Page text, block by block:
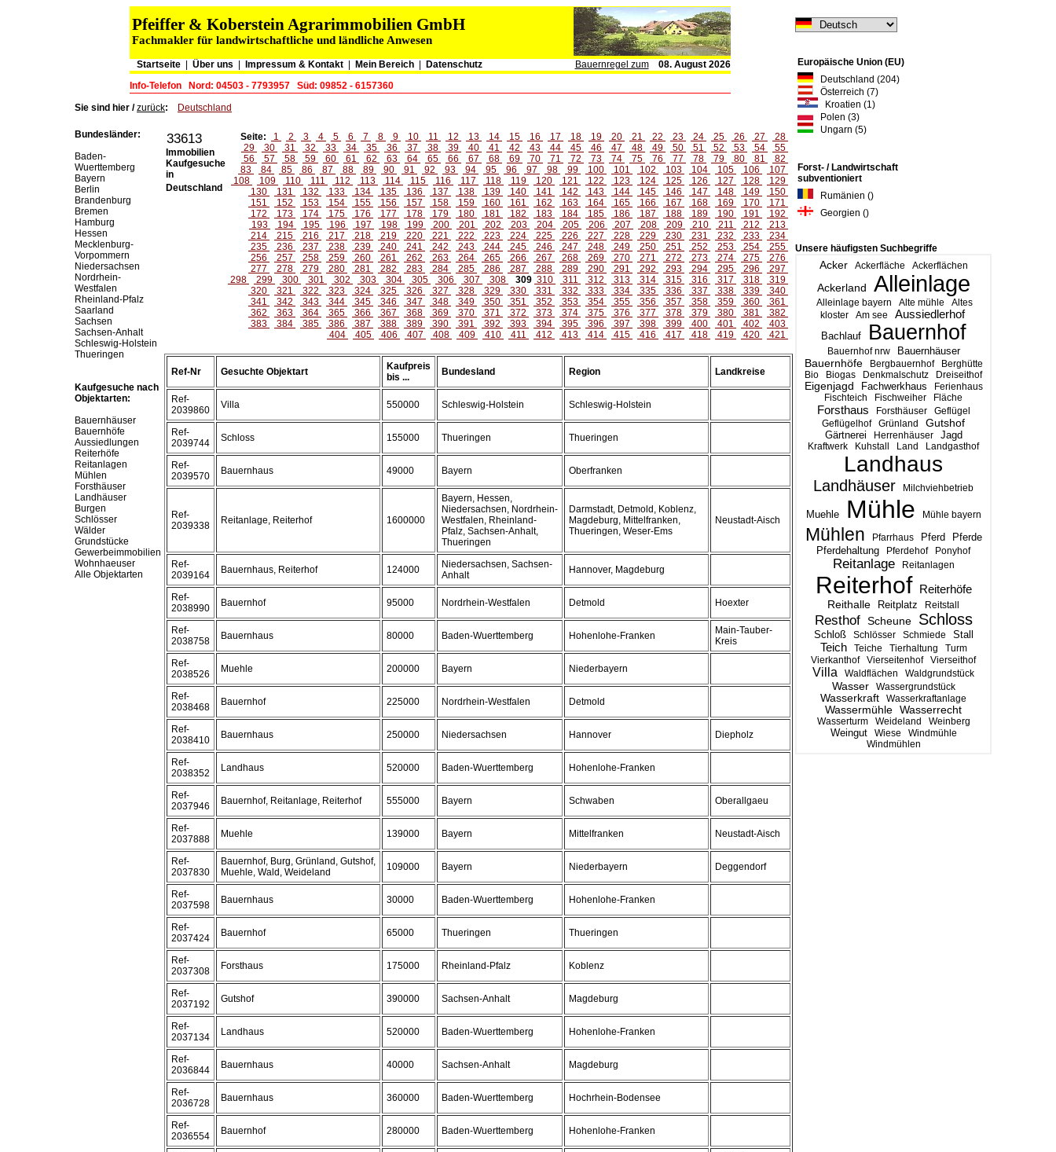
Pfeiffer & Koberstein Agrarimmobilien GmbH
Fachmakler für landwirtschaftliche und ländliche Anwesen
Startseite| Über uns Impressum & Kontakt| Mein Bereich Datenschutz Bauernregel zum
08. August 2026
Info-Telefon
Nord: 04503 - 7793957 Süd: 09852 - 6157360
Europäische Union (EU)
Deutschland (204)
Österreich (7)
Kroatien (1)
Polen (3)
Ungarn (5)
Forst- / Landwirtschaft
subventioniert
Rumänien ()
Georgien ()
Unsere häufigsten Suchbegriffe
Acker Ackerfläche Ackerflächen
Ackerland Alleinlage
Alleinlage bayern Alte mühle
Altes
kloster
Am see Aussiedlerhof
Bachlauf Bauernhof
Bauernhof nrw Bauernhäuser
Bauernhöfe Bergbauernhof
Berghütte
Bio
Biogas Denkmalschutz Dreiseithof
Eigenjagd Fachwerkhaus
Ferienhaus
Fischteich
Fischweiher Fläche
Forsthaus Forsthäuser
Geflügel
Geflügelhof
Grünland
Gutshof
Gärtnerei
Herrenhäuser Jagd
Kraftwerk Kuhstall Land Landgasthof
Landhaus
Landhäuser Milchviehbetrieb
Muehle Mühle Mühle bayern
Mühlen Pfarrhaus Pferd Pferde
Pferdehaltung Pferdehof Ponyhof
Reitanlage Reitanlagen
Reiterhof Reiterhöfe
Reithalle Reitplatz Reitstall
Resthof Scheune Schloss
Schloß Schlösser Schmiede Stall
Teich Teiche Tierhaltung
Turm
Vierkanthof
Vierseitenhof Vierseithof
Villa Waldflächen Waldgrundstück
Wasser Wassergrundstück
Wasserkraft Wasserkraftanlage
Wassermühle Wasserrecht
Wasserturm Weideland Weinberg
Weingut Wiese
Windmühle
Windmühlen
Sie sind hier /zurück: Deutschland
Bundesländer:
Baden-
Wuerttemberg
Bayern
Berlin
Brandenburg
Bremen
Hamburg
Hessen
Mecklenburg-
Vorpommern
Niedersachsen
Nordrhein-
Westfalen
Rheinland-Pfalz
Saarland
Sachsen
Sachsen-Anhalt
Schleswig-Holstein
Thueringen
Kaufgesuche nach
Objektarten:
Bauernhäuser
Bauernhöfe
Aussiedlungen
Reiterhöfe
Reitanlagen
Mühlen
Forsthäuser
Landhäuser
Burgen
Schlösser
Wälder
Grundstücke
Gewerbeimmobilien
Wohnhaeuser
Alle Objektarten
33613
Immobilien
Kaufgesuche
in
Deutschland
Seite: 1 2 3 4 5 6 7 8 9 10 11 12 13 14 15 16 17 18 19 20 21 22 23 24 25 26 27
28
29
30 31 32 33 34 35 36 37 38 39 40 41 42 43 44 45 46 47 48 49 50 51 52 53 54
55
56
57 58 59 60 61 62 63 64 65 66 67 68 69 70 71 72 73 74 75 76 77 78 79 80 81
82
83
84 85 86 87 88 89 90 91 92 93 94 95 96 97 98 99 100 101 102 103 104 105 106
107
108
109 110 111 112 113 114 115 116 117 118 119 120 121 122 123 124 125 126 127 128
129
130
131 132 133 134 135 136 137 138 139 140 141 142 143 144 145 146 147 148 149
150
151
152 153 154 155 156 157 158 159 160 161 162 163 164 165 166 167 168 169 170
171
172
173 174 175 176 177 178 179 180 181 182 183 184 185 186 187 188 189 190 191
192
193
194 195 196 197 198 199 200 201 202 203 204 205 206 207 208 209 210 211 212
213
214
215 216 217 218 219 220 221 222 223 224 225 226 227 228 229 230 231 232 233
234
235
236 237 238 239 240 241 242 243 244 245 246 247 248 249 250 251 252 253 254
255
256
257 258 259 260 261 262 263 264 265 266 267 268 269 270 271 272 273 274 275
276
277
278 279 280 281 282 283 284 285 286 287 288 289 290 291 292 293 294 295 296
297
298
299 300 301 302 303 304 305 306 307 308 309 310 311 312 313 314 315 316 317 318
319
320
321 322 323 324 325 326 327 328 329 330 331 332 333 334 335 336 337 338 339
340
341
342 343 344 345 346 347 348 349 350 351 352 353 354 355 356 357 358 359 360
361
362
363 364 365 366 367 368 369 370 371 372 373 374 375 376 377 378 379 380 381
382
383
384 385 386 387 388 389 390 391 392 393 394 395 396 397 398 399 400 401 402
403
404
405 406 407 408 409 410 411 412 413 414 415 416 417 418 419 420 421
Ref-Nr Gesuchte Objektart
Kaufpreis
bis ...
Bundesland Region Landkreise
Ref-
2039860
Villa 550000 Schleswig-Holstein Schleswig-Holstein
Ref-
2039744
Schloss 155000 Thueringen Thueringen
Ref-
2039570
Bauernhaus 49000 Bayern Oberfranken
Ref-
2039338
Reitanlage, Reiterhof 1600000
Bayern, Hessen,
Niedersachsen, Nordrhein-
Westfalen, Rheinland-
Pfalz, Sachsen-Anhalt,
Thueringen
Darmstadt, Detmold, Koblenz,
Magdeburg, Mittelfranken,
Thueringen, Weser-Ems
Neustadt-Aisch
Ref-
2039164
Bauernhaus, Reiterhof 124000
Niedersachsen, Sachsen-
Anhalt
Hannover, Magdeburg
Ref-
2038990
Bauernhof 95000 Nordrhein-Westfalen Detmold Hoexter
Ref-
2038758
Bauernhaus 80000 Baden-Wuerttemberg Hohenlohe-Franken
Main-Tauber-
Kreis
Ref-
2038526
Muehle 200000 Bayern Niederbayern
Ref-
2038468
Bauernhof 225000 Nordrhein-Westfalen Detmold
Ref-
2038410
Bauernhaus 250000 Niedersachsen Hannover Diepholz
Ref-
2038352
Landhaus 520000 Baden-Wuerttemberg Hohenlohe-Franken
Ref-
2037946
Bauernhof, Reitanlage, Reiterhof 555000 Bayern Schwaben Oberallgaeu
Ref-
2037888
Muehle 139000 Bayern Mittelfranken Neustadt-Aisch
Ref-
2037830
Bauernhof, Burg, Grünland, Gutshof,
Muehle, Wald, Weideland
109000 Bayern Niederbayern Deggendorf
Ref-
2037598
Bauernhaus 30000 Baden-Wuerttemberg Hohenlohe-Franken
Ref-
2037424
Bauernhof 65000 Thueringen Thueringen
Ref-
2037308
Forsthaus 175000 Rheinland-Pfalz Koblenz
Ref-
2037192
Gutshof 390000 Sachsen-Anhalt Magdeburg
Ref-
2037134
Landhaus 520000 Baden-Wuerttemberg Hohenlohe-Franken
Ref-
2036844
Bauernhaus 40000 Sachsen-Anhalt Magdeburg
Ref-
2036728
Bauernhaus 360000 Baden-Wuerttemberg Hochrhein-Bodensee
Ref-
2036554
Bauernhof 280000 Baden-Wuerttemberg Hohenlohe-Franken